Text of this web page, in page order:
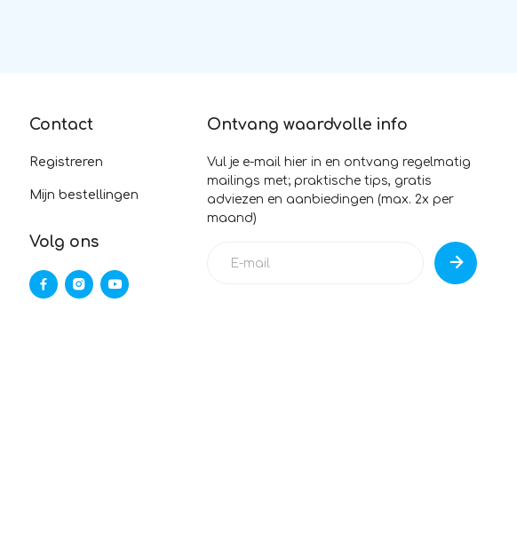
Contact
Registreren
Mijn bestellingen
Volg ons
Ontvang waardvolle info
Vul je e-mail hier in en ontvang regelmatig
mailings met; praktische tips, gratis
adviezen en aanbiedingen (max. 2x per
maand)